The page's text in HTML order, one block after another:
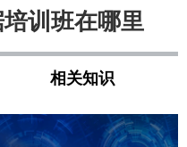
训班在哪里
相关知识